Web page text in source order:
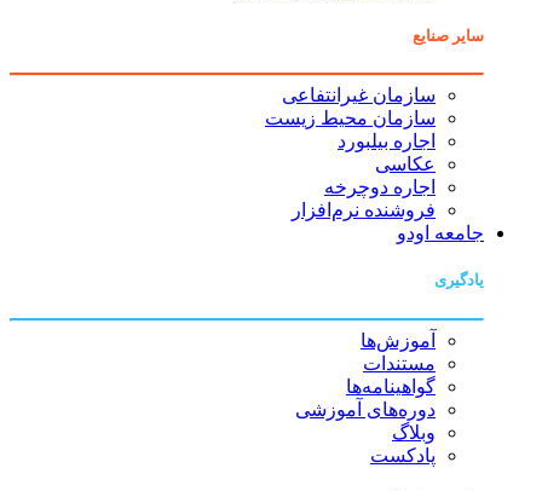
سایر صنایع
سازمان غیرانتفاعی
سازمان محیط زیست
اجاره بیلبورد
عکاسی
اجاره دوچرخه
فروشنده نرم‌افزار
جامعه اودو
یادگیری
آموزش‌ها
مستندات
گواهینامه‌ها
دوره‌های آموزشی
وبلاگ
پادکست